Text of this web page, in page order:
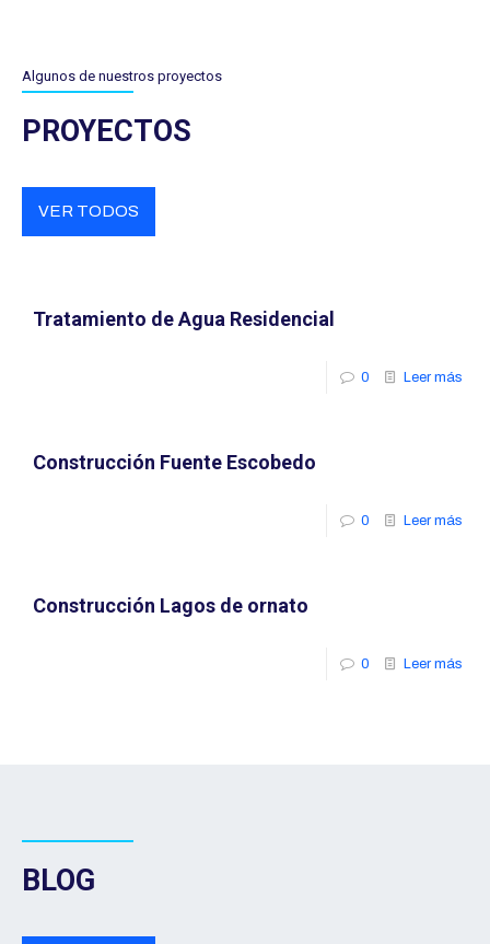
Algunos de nuestros proyectos
PROYECTOS
VER TODOS
Tratamiento de Agua Residencial
0 Leer más
Construcción Fuente Escobedo
0 Leer más
Construcción Lagos de ornato
0 Leer más
BLOG